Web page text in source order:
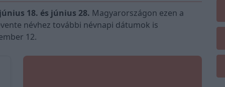
18. és június 28. Magyarországon ezen a
névhez további névnapi dátumok is
12.